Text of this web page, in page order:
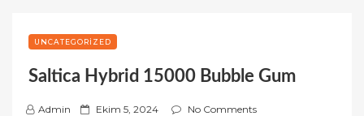
UNCATEGORIZED
Saltica Hybrid 15000 Bubble Gum
Admin
P Ekim 5, 2024 No Comments